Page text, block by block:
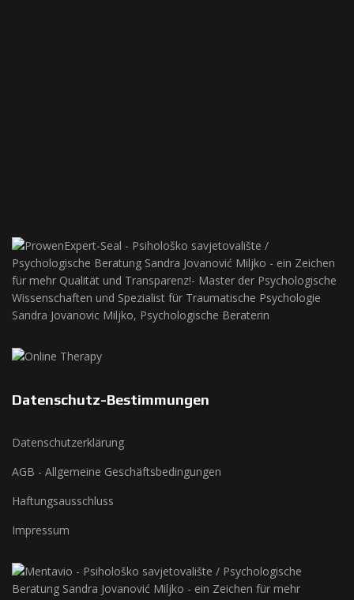
Datenschutz-Bestimmungen
Datenschutzerklärung
AGB - Allgemeine Geschäftsbedingungen
Haftungsausschluss
Impressum